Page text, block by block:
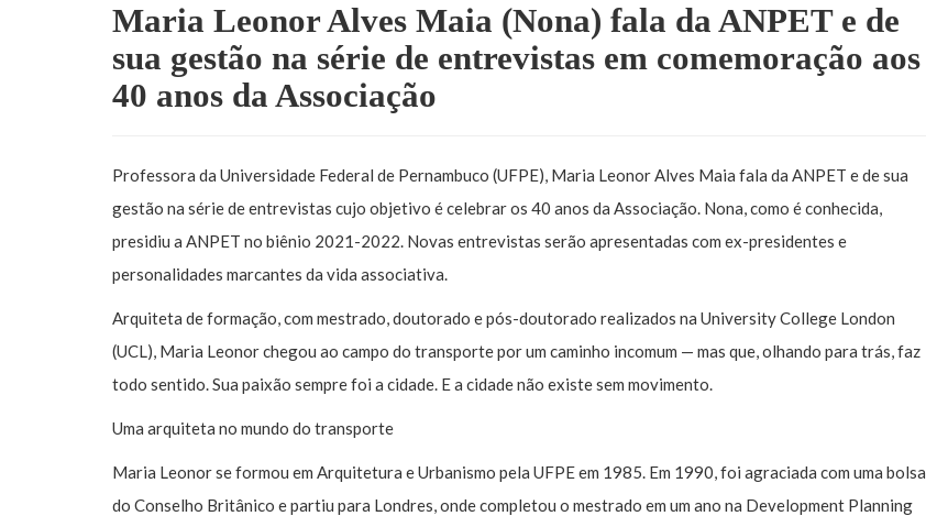
Maria Leonor Alves Maia (Nona) fala da ANPET e de
sua gestão na série de entrevistas em comemoração aos
40 anos da Associação
Professora da Universidade Federal de Pernambuco (UFPE), Maria Leonor Alves Maia fala da ANPET e de sua
gestão na série de entrevistas cujo objetivo é celebrar os 40 anos da Associação. Nona, como é conhecida,
presidiu a ANPET no biênio 2021-2022. Novas entrevistas serão apresentadas com ex-presidentes e
personalidades marcantes da vida associativa.
Arquiteta de formação, com mestrado, doutorado e pós-doutorado realizados na University College London
(UCL), Maria Leonor chegou ao campo do transporte por um caminho incomum — mas que, olhando para trás, faz
todo sentido. Sua paixão sempre foi a cidade. E a cidade não existe sem movimento.
Uma arquiteta no mundo do transporte
Maria Leonor se formou em Arquitetura e Urbanismo pela UFPE em 1985. Em 1990, foi agraciada com uma bolsa
do Conselho Britânico e partiu para Londres, onde completou o mestrado em um ano na Development Planning